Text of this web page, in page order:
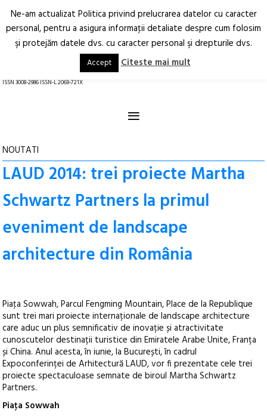
Arhitectură.
Oraș.
RO EN
ISSN 3008-2986 ISSN-L 2069-721X
≡
NOUTATI
LAUD 2014: trei proiecte Martha
Schwartz Partners la primul
eveniment de landscape
architecture din România
Piaţa Sowwah, Parcul Fengming Mountain, Place de la Republique
sunt trei mari proiecte internaționale de landscape architecture
care aduc un plus semnificativ de inovație și atractivitate
cunoscutelor destinații turistice din Emiratele Arabe Unite, Franța
și China. Anul acesta, în iunie, la București, în cadrul
Expoconferinței de Arhitectură LAUD, vor fi prezentate cele trei
proiecte spectaculoase semnate de biroul Martha Schwartz
Partners.
Piaţa Sowwah
Ne-am actualizat Politica privind prelucrarea datelor cu caracter
personal, pentru a asigura informaţii detaliate despre cum folosim
şi protejăm datele dvs. cu caracter personal şi drepturile dvs.
Accept Citeste mai mult